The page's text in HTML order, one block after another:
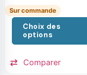
Sur commande
Choix des
options
Comparer